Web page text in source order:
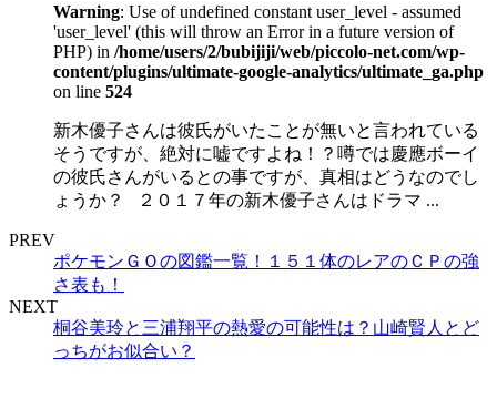
Warning: Use of undefined constant user_level - assumed
'user_level' (this will throw an Error in a future version of
PHP) in /home/users/2/bubijiji/web/piccolo-net.com/wp-
content/plugins/ultimate-google-analytics/ultimate_ga.php
on line 524
新木優子さんは彼氏がいたことが無いと言われている
そうですが、絶対に嘘ですよね！？噂では慶應ボーイ
の彼氏さんがいるとの事ですが、真相はどうなのでし
ょうか？ ２０１７年の新木優子さんはドラマ ...
PREV
ポケモンＧＯの図鑑一覧！１５１体のレアのＣＰの強
さ表も！
NEXT
桐谷美玲と三浦翔平の熱愛の可能性は？山崎賢人とど
っちがお似合い？